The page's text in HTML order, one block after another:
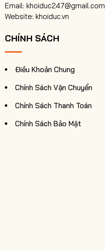
Email: khoiduc247@gmail.com
Website: khoiduc.vn
CHÍNH SÁCH
Điều Khoản Chung
Chính Sách Vận Chuyển
Chính Sách Thanh Toán
Chính Sách Bảo Mật